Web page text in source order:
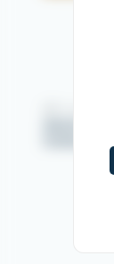
@GL events